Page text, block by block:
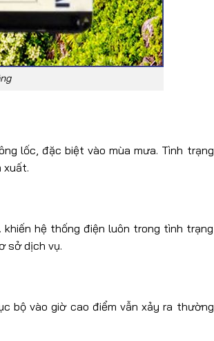
lốc, đặc biệt vào mùa mưa. Tình trạng
xuất.
hệ thống điện luôn trong tình trạng
sở dịch vụ.
bộ vào giờ cao điểm vẫn xảy ra thường